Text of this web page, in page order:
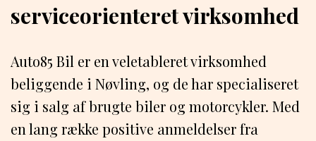
serviceorienteret virksomhed
Auto85 Bil er en veletableret virksomhed
beliggende i Nøvling, og de har specialiseret
sig i salg af brugte biler og motorcykler. Med
en lang række positive anmeldelser fra